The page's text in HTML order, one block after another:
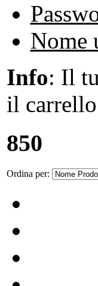
Nome
Info: Il
il
850
Ordina per: